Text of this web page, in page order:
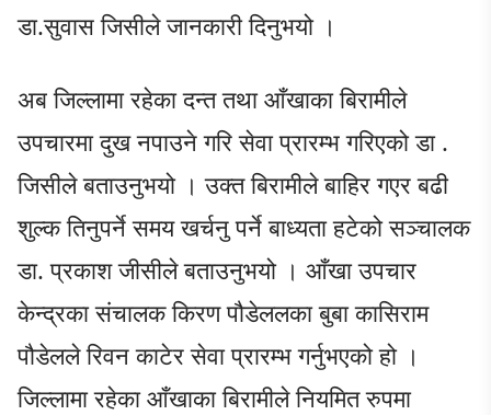
डा.सुवास जिसीले जानकारी दिनुभयो ।
अब जिल्लामा रहेका दन्त तथा आँखाका बिरामीले
उपचारमा दुख नपाउने गरि सेवा प्रारम्भ गरिएको डा .
जिसीले बताउनुभयो । उक्त बिरामीले बाहिर गएर बढी
शुल्क तिनुपर्ने समय खर्चनु पर्ने बाध्यता हटेको सञ्चालक
डा. प्रकाश जीसीले बताउनुभयो । आँखा उपचार
केन्द्रका संचालक किरण पौडेललका बुबा कासिराम
पौडेलले रिवन काटेर सेवा प्रारम्भ गर्नुभएको हो ।
जिल्लामा रहेका आँखाका बिरामीले नियमित रुपमा